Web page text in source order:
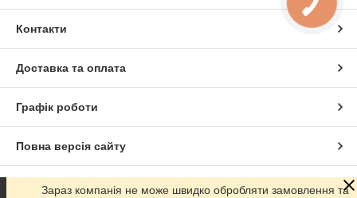
Контакти
Доставка та оплата
Графік роботи
Повна версія сайту
Сайт створено на маркетплейсіProm.ua
Зараз компанія не може швидко обробляти замовлення та